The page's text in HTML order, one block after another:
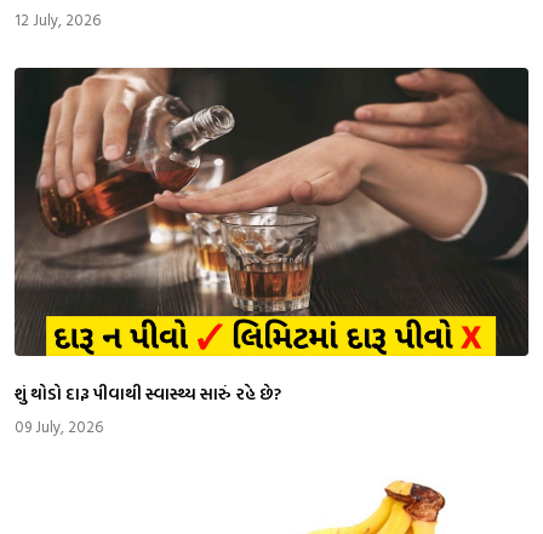
12 July, 2026
શું થોડો દારૂ પીવાથી સ્વાસ્થ્ય સારું રહે છે?
09 July, 2026